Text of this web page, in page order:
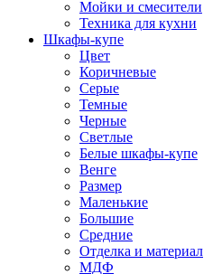
Мойки и смесители
Техника для кухни
Шкафы-купе
Цвет
Коричневые
Серые
Темные
Черные
Светлые
Белые шкафы-купе
Венге
Размер
Маленькие
Большие
Средние
Отделка и материал
МДФ